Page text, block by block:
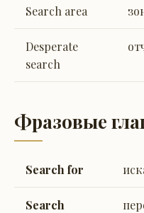
Search area
Desperate
search
Фразовые
Search for
Search